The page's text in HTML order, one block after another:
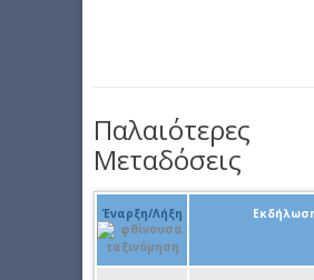
Παλαιότερες
Μεταδόσεις
Έναρξη/Λήξη